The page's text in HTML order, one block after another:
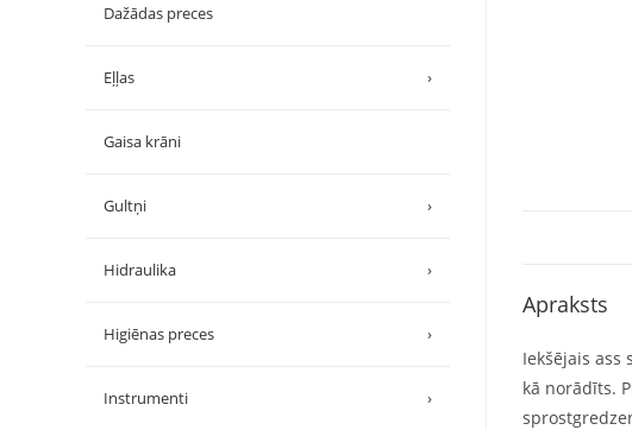
Apraksts
Iekšējais
kā norādīts.
Dažādas preces
Eļļas ›
Gaisa krāni
Gultņi ›
Hidraulika ›
Higiēnas preces ›
Instrumenti ›